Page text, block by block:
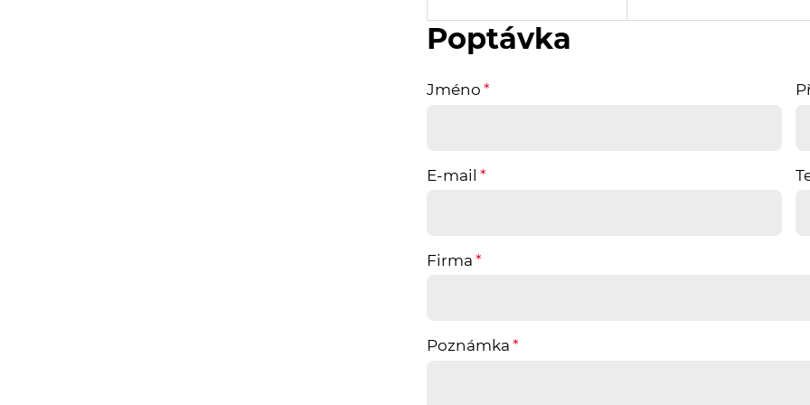
Poptávka
Jméno
E-mail
Firma
Poznámka